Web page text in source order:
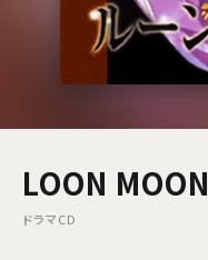
LOON MOON
ドラマCD